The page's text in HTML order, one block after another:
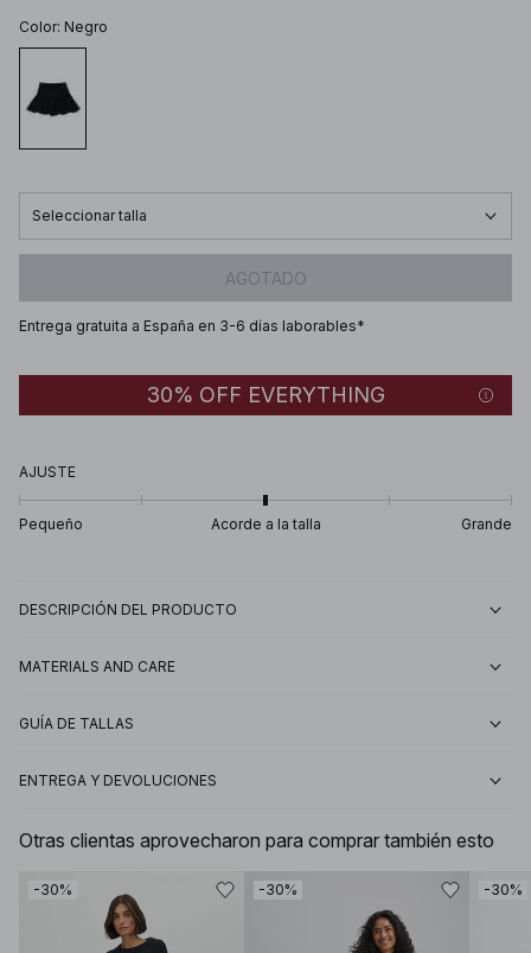
Color: Negro
Seleccionar talla
AGOTADO
Entrega gratuita a España en 3-6 días laborables*
30% OFF EVERYTHING
AJUSTE
Pequeño Acorde a la talla Grande
DESCRIPCIÓN DEL PRODUCTO
MATERIALS AND CARE
GUÍA DE TALLAS
ENTREGA Y DEVOLUCIONES
Otras clientas aprovecharon para comprar también esto
-30% -30% -30%